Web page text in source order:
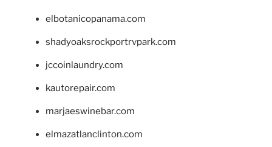
elbotanicopanama.com
shadyoaksrockportrvpark.com
jccoinlaundry.com
kautorepair.com
marjaeswinebar.com
elmazatlanclinton.com